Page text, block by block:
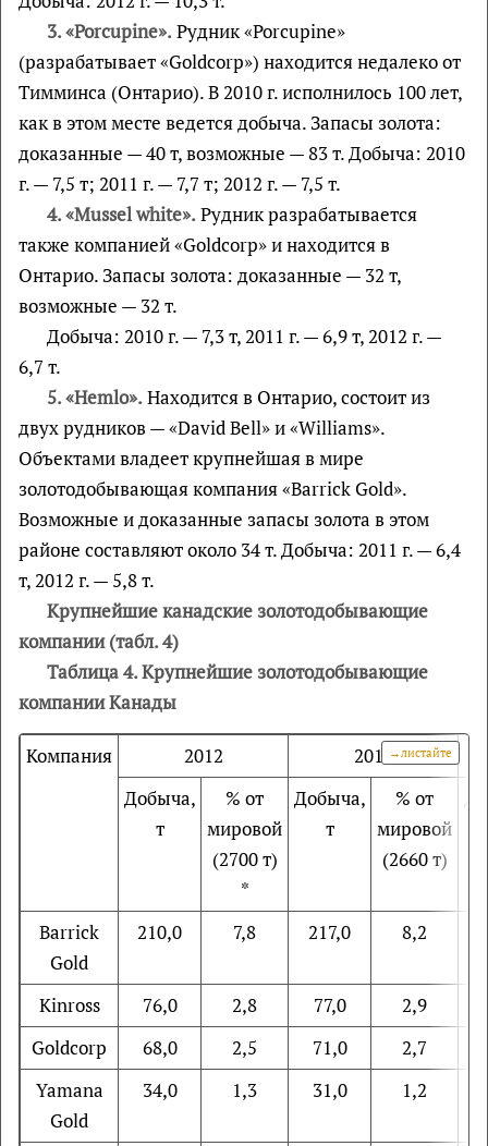
3. «Porcupine».Рудник «Porcupine»
(разрабатывает «Goldcorp») находится недалеко от
Тимминса (Онтарио). В 2010 г. исполнилось 100 лет,
как в этом месте ведется добыча. Запасы золота:
доказанные — 40 т, возможные — 83 т. Добыча: 2010
г. — 7,5 т; 2011 г. — 7,7 т; 2012 г. — 7,5 т.
4. «Mussel white».Рудник разрабатывается
также компанией «Goldcorp» и находится в
Онтарио. Запасы золота: доказанные — 32 т,
возможные — 32 т.
Добыча: 2010 г. — 7,3 т, 2011 г. — 6,9 т, 2012 г. —
6,7 т.
5. «Hemlo».Находится в Онтарио, состоит из
двух рудников — «David Bell» и «Williams».
Объектами владеет крупнейшая в мире
золотодобывающая компания «Barrick Gold».
Возможные и доказанные запасы золота в этом
районе составляют около 34 т. Добыча: 2011 г. — 6,4
т, 2012 г. — 5,8 т.
Крупнейшие канадские золотодобывающие
компании (табл. 4)
Таблица 4. Крупнейшие золотодобывающие
компании Канады
Компания 2012
2011
Добыча,
т
% от
мировой
(2700 т)
*
Добыча,
т
% от
мировой
(2660 т)
Barrick
Gold
210,0 7,8 217,0 8,2
Kinross 76,0 2,8 77,0 2,9
Goldcorp
68,0 2,5 71,0 2,7
Yamana
Gold
34,0 1,3 31,0 1,2